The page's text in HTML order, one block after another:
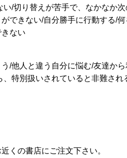
い/切り替えが苦手で、なかなか
できない/自分勝手に行動する/
ない
/他人と違う自分に悩む/友達か
、特別扱いされていると非難さ
くの書店にご注文下さい。